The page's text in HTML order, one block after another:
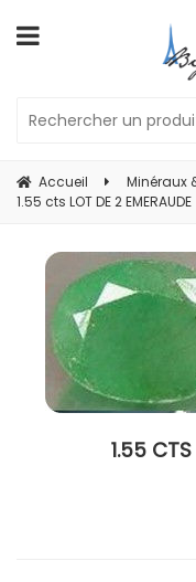
Accueil
Minéraux
1.55 cts LOT DE 2 EMERAUDE
1.55 CTS